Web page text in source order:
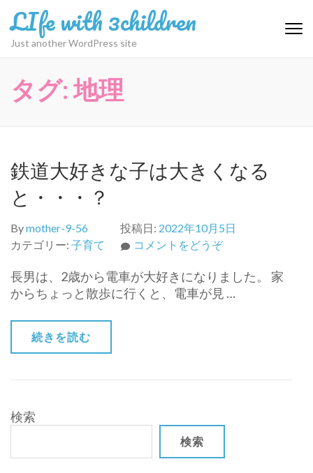
ン
(Enter
す)
LIfe with 3children
Just another WordPress site
タグ:地理
鉄道大好きな子は大きくなる
と・・・？
Bymother-9-56 投稿日: 2022年10月5日
カテゴリー: 子育て コメントをどうぞ(鉄
大
好
な
と・・・？)
長男は、2歳から電車が大好きになりました。 家
からちょっと散歩に行くと、電車が見 …
続きを読む
検索
検索